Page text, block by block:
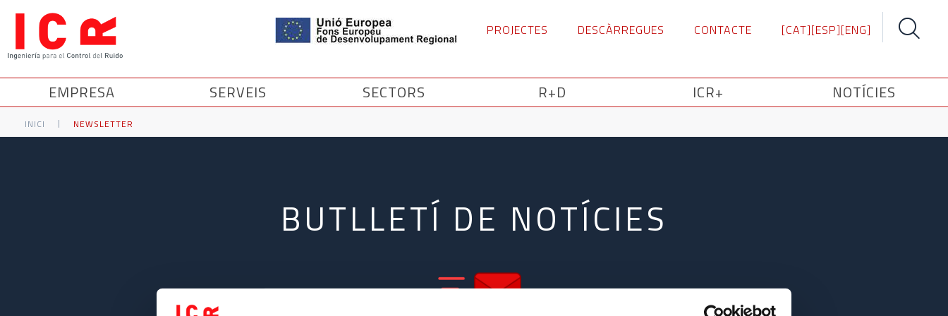
EMPRESA SERVEIS SECTORS R+D ICR+ NOTÍCIES
Search
PROJECTES DESCÀRREGUES CONTACTE [CAT][ESP][ENG]
INICI | NEWSLETTER
BUTLLETÍ DE NOTÍCIES